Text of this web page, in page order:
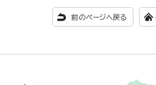
前のページへ戻る